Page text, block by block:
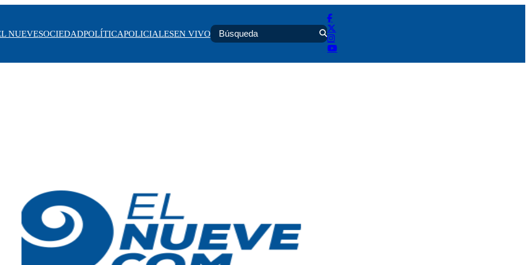
NUEVESOCIEDADPOLÍTICAPOLICIALESEN VIVO